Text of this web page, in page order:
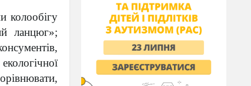
колообігу
ланцюг»;